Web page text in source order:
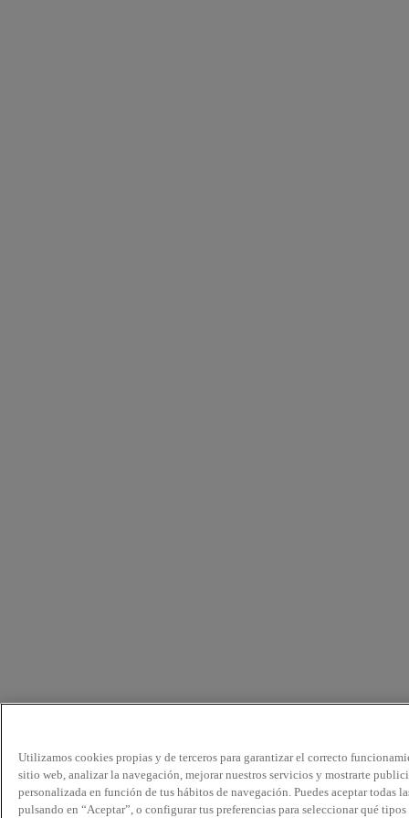
Utilizamos cookies propias y de terceros para garantizar el correcto
sitio web, analizar la navegación, mejorar nuestros servicios y mostrarte
personalizada en función de tus hábitos de navegación. Puedes aceptar todas
pulsando en “Aceptar”, o configurar tus preferencias para seleccionar qué tipos